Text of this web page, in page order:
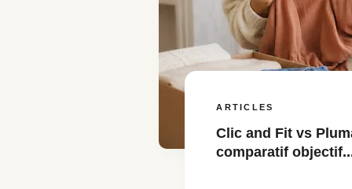
ARTICLES
Clic and Fit vs
comparatif